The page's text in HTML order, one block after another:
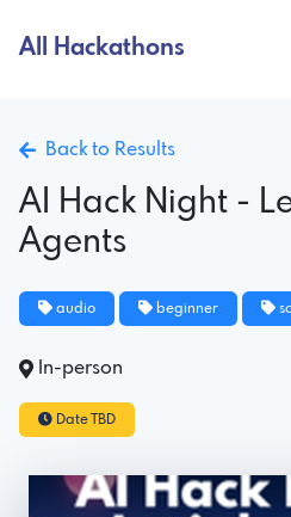
All Hackathons
Back to Results
AI Hack Night -
Agents
audio beginner
In-person
Date TBD